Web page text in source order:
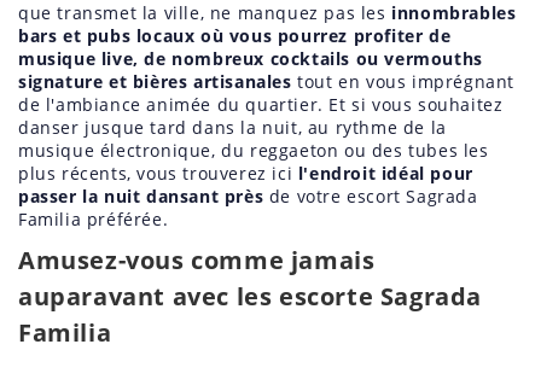
que transmet la ville, ne manquez pas les innombrables
bars et pubs locaux où vous pourrez profiter de
musique live, de nombreux cocktails ou vermouths
signature et bières artisanalestout en vous imprégnant
de l'ambiance animée du quartier. Et si vous souhaitez
danser jusque tard dans la nuit, au rythme de la
musique électronique, du reggaeton ou des tubes les
plus récents, vous trouverez ici l'endroit idéal pour
passer la nuit dansant près de votre escort Sagrada
Familia préférée.
Amusez-vous comme jamais
auparavant avec les escorte Sagrada
Familia